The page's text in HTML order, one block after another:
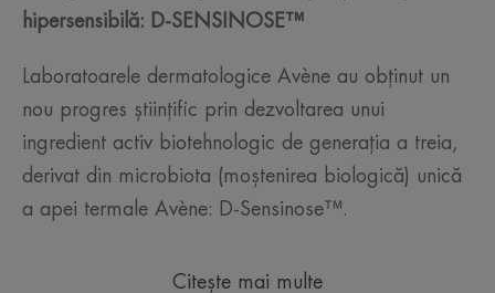
hipersensibilă: D-SENSINOSE™
Laboratoarele dermatologice Avène au obținut un
nou progres științific prin dezvoltarea unui
ingredient activ biotehnologic de generația a treia,
derivat din microbiota (moștenirea biologică) unică
a apei termale Avène: D-Sensinose™.
Citește mai multe